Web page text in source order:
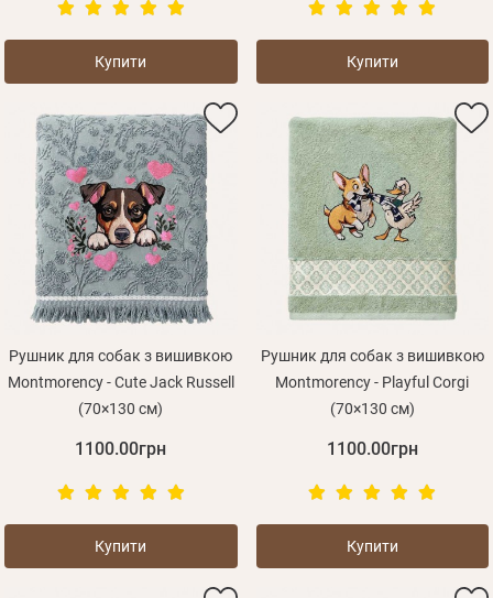
Купити Купити
Рушник для собак з вишивкою
Montmorency - Cute Jack Russell
(70×130 см)
1100.00грн
Купити
Рушник для собак з вишивкою
Montmorency - Playful Corgi
(70×130 см)
1100.00грн
Купити